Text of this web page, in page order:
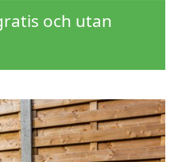
och utan